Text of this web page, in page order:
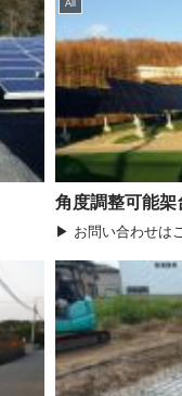
All
角度調整可能架
▶ お問い合わせは